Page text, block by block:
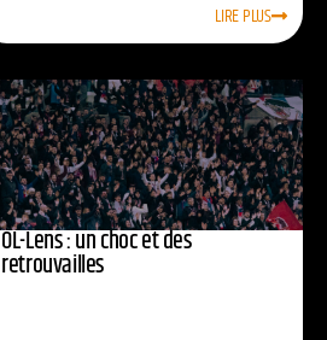
LIRE PLUS
OL-Lens : un choc et des
retrouvailles